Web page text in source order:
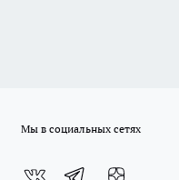
Мы в социальных сетях